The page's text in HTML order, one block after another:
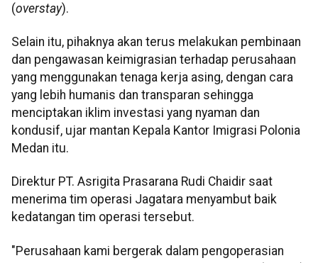
(overstay).
Selain itu, pihaknya akan terus melakukan pembinaan
dan pengawasan keimigrasian terhadap perusahaan
yang menggunakan tenaga kerja asing, dengan cara
yang lebih humanis dan transparan sehingga
menciptakan iklim investasi yang nyaman dan
kondusif, ujar mantan Kepala Kantor Imigrasi Polonia
Medan itu.
Direktur PT. Asrigita Prasarana Rudi Chaidir saat
menerima tim operasi Jagatara menyambut baik
kedatangan tim operasi tersebut.
"Perusahaan kami bergerak dalam pengoperasian